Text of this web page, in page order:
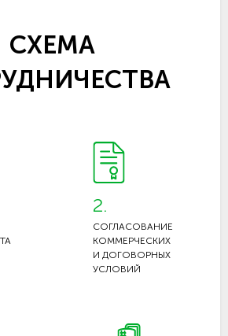
СХЕМА
2.
СОГЛАСОВАНИЕ
КОММЕРЧЕСКИХ
И ДОГОВОРНЫХ
УСЛОВИЙ